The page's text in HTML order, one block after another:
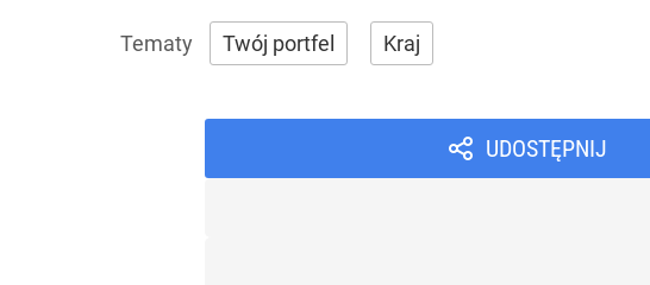
Twój portfel Kraj
UDOSTĘPNIJ